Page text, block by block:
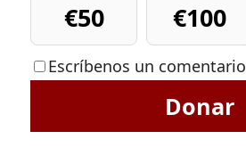
€50
€100
Escríbenos un comentario
Donar